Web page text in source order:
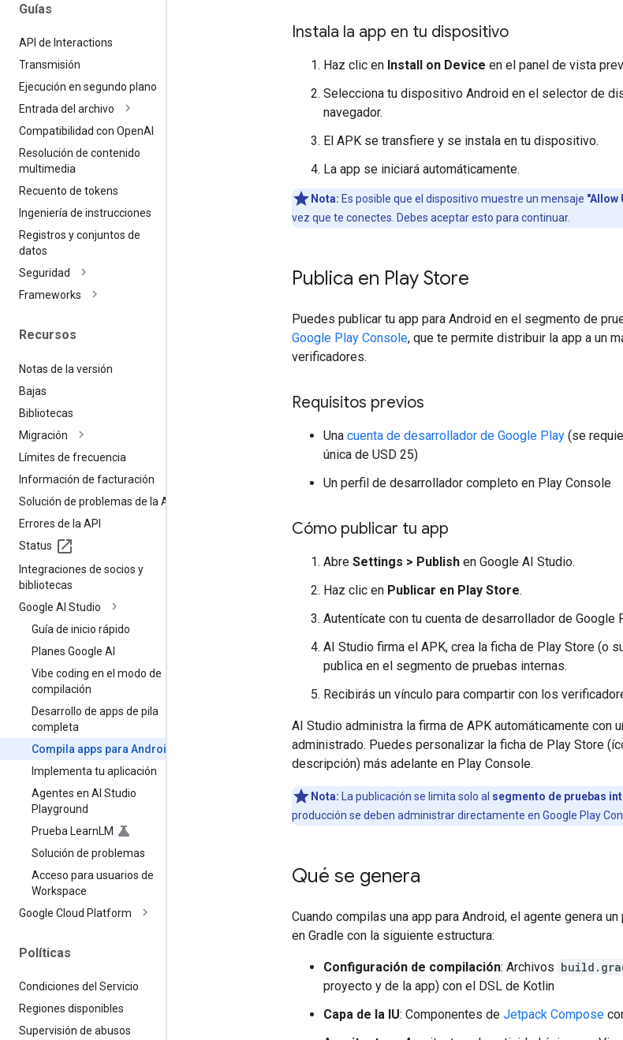
Guías
API de Interactions
Transmisión
Ejecución en segundo plano
Entrada del archivo
Compatibilidad con OpenAI
Resolución de contenido
multimedia
Recuento de tokens
Ingeniería de instrucciones
Registros y conjuntos de
datos
Seguridad
Frameworks
Recursos
Notas de la versión
Bajas
Bibliotecas
Migración
Límites de frecuencia
Información de facturación
Solución de problemas de la API
Errores de la API
Status
Integraciones de socios y
bibliotecas
Google AI Studio
Guía de inicio rápido
Planes Google AI
Vibe coding en el modo de
compilación
Desarrollo de apps de pila
completa
Compila apps para Android
Implementa tu aplicación
Agentes en AI Studio
Playground
Prueba LearnLM
Solución de problemas
Acceso para usuarios de
Workspace
Google Cloud Platform
Políticas
Condiciones del Servicio
Regiones disponibles
Supervisión de abusos
Instala la app en tu dispositivo
Haz clic en Install on Device en el panel de vista
Selecciona tu dispositivo Android en el selector de
navegador.
El APK se transfiere y se instala en tu dispositivo.
La app se iniciará automáticamente.
Nota: Es posible que el dispositivo muestre un mensaje "Allow
vez que te conectes. Debes aceptar esto para continuar.
Publica en Play Store
Puedes publicar tu app para Android en el segmento de
Google Play Console, que te permite distribuir la app a un
verificadores.
Requisitos previos
Una cuenta de desarrollador de Google Play (se
única de USD 25)
Un perfil de desarrollador completo en Play Console
Cómo publicar tu app
Abre Settings > Publish en Google AI Studio.
Haz clic en Publicar en Play Store.
Autentícate con tu cuenta de desarrollador de Google
AI Studio firma el APK, crea la ficha de Play Store (o
publica en el segmento de pruebas internas.
Recibirás un vínculo para compartir con los
AI Studio administra la firma de APK automáticamente con
administrado. Puedes personalizar la ficha de Play Store
descripción) más adelante en Play Console.
Nota: La publicación se limita solo al segmento de pruebas
producción se deben administrar directamente en Google Play
Qué se genera
Cuando compilas una app para Android, el agente genera
en Gradle con la siguiente estructura:
Configuración de compilación: Archivos
proyecto y de la app) con el DSL de Kotlin
Capa de la IU: Componentes de Jetpack Compose